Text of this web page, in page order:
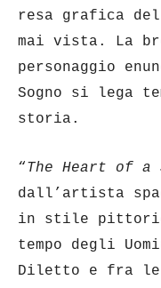
resa grafica
mai vista. La
personaggio
Sogno si lega
storia.
“The Heart of a
dall’artista
in stile
tempo degli
Diletto e fra le